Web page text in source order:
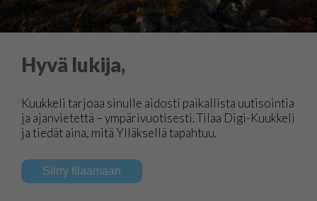
Hyvä lukija,
Kuukkeli tarjoaa sinulle aidosti paikallista uutisointia
ja ajanvietettä – ympärivuotisesti. Tilaa Digi-Kuukkeli
ja tiedät aina, mitä Ylläksellä tapahtuu.
Siirry tilaamaan